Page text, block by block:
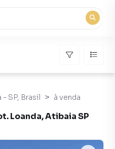
- SP, Brasil à venda
Loanda, Atibaia SP